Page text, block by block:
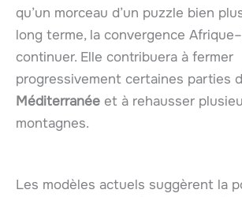
qu’un morceau d’un puzzle bien
long terme, la convergence
continuer. Elle contribuera à fermer
progressivement certaines parties
Méditerranée et à rehausser
montagnes.
Les modèles actuels suggèrent la